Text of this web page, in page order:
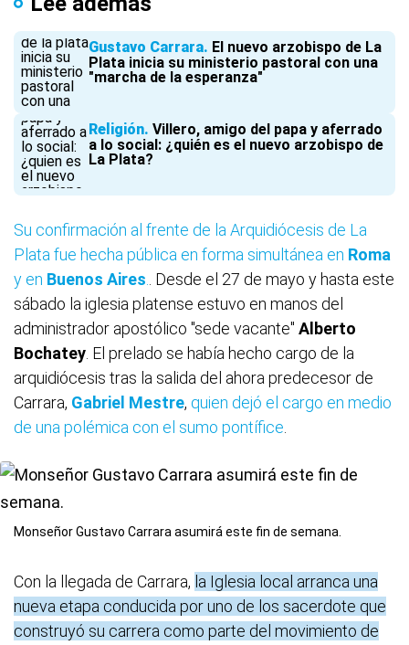
Gustavo Carrara El nuevo arzobispo de La
Plata inicia su ministerio pastoral con una
"marcha de la esperanza"
Religión Villero, amigo del papa y aferrado
a lo social: ¿quién es el nuevo arzobispo de
La Plata?
Su confirmación al frente de la Arquidiócesis de La
Plata fue hecha pública en forma simultánea en Roma
y en Buenos Aires . Desde el 27 de mayo y hasta este
sábado la iglesia platense estuvo en manos del
administrador apostólico "sede vacante" Alberto
Bochatey . El prelado se había hecho cargo de la
arquidiócesis tras la salida del ahora predecesor de
Carrara, Gabriel Mestre, quien dejó el cargo en medio
de una polémica con el sumo pontífice
Monseñor Gustavo Carrara asumirá este fin de semana.
Con la llegada de Carrara, la Iglesia local arranca una
nueva etapa conducida por uno de los sacerdote que
construyó su carrera como parte del movimiento de